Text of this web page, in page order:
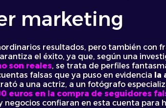
marketing
resultados, pero también con
el éxito, ya que, según una
son reales, se trata de perfiles
falsas que ya puso en evidencia la
a una actriz, a un fotógrafo
euros en la compra de seguidores
confiaran en esta cuenta para